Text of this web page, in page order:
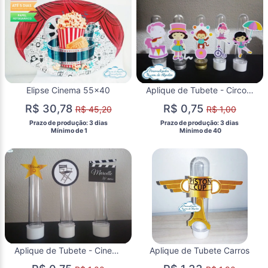
Elipse Cinema 55x40
R$ 30,78R$ 45,20
Prazo de produção: 3 dias
  Mínimo de 1
Aplique de Tubete - Circo Menina
R$ 0,75R$ 1,00
Prazo de produção: 3 dias
  Mínimo de 40
Aplique de Tubete - Cinema Aplique de Tubete Carros